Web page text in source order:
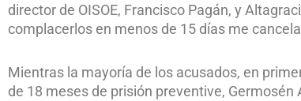
director de OISOE, Francisco Pagán, y
complacerlos en menos de 15 días me
Mientras la mayoría de los acusados, en
de 18 meses de prisión preventive,